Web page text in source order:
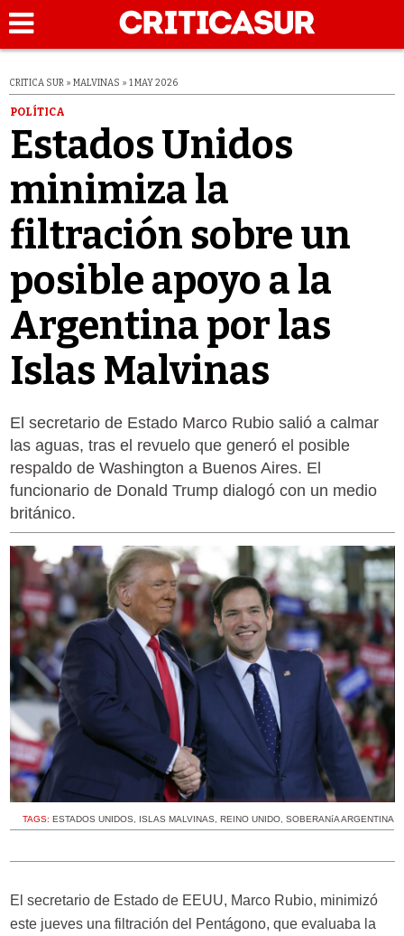
CRITICA SUR » MALVINAS » 1 MAY 2026
POLÍTICA
Estados Unidos
minimiza la
filtración sobre un
posible apoyo a la
Argentina por las
Islas Malvinas
El secretario de Estado Marco Rubio salió a calmar
las aguas, tras el revuelo que generó el posible
respaldo de Washington a Buenos Aires. El
funcionario de Donald Trump dialogó con un medio
británico.
TAGS: ESTADOS UNIDOS ISLAS MALVINAS REINO UNIDO SOBERANíA ARGENTINA
El secretario de Estado de EEUU, Marco Rubio, minimizó
este jueves una filtración del Pentágono, que evaluaba la